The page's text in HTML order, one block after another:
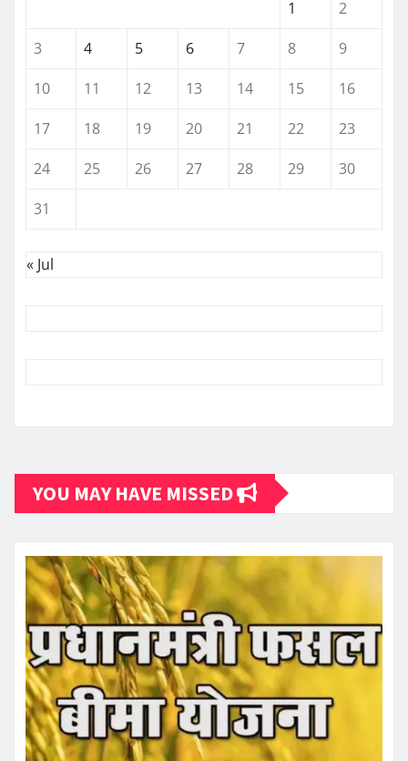
1
2
3
4 5 6 7 8
9
10
11 12 13 14 15
16
17
18 19 20 21 22
23
24
25 26 27 28 29
30
31
« Jul
YOU MAY HAVE MISSED